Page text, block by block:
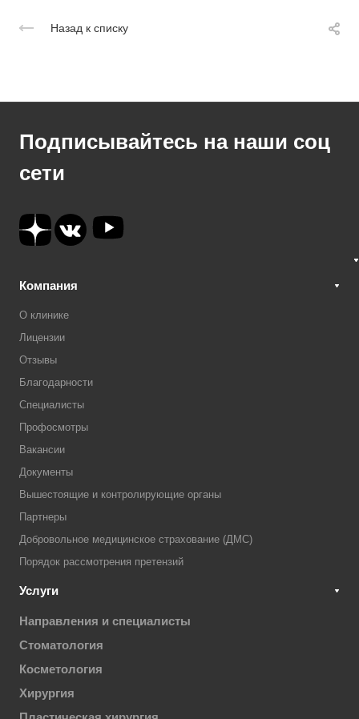
Назад к списку
Подписывайтесь на наши соц
сети
Компания
О клинике
Лицензии
Отзывы
Благодарности
Специалисты
Профосмотры
Вакансии
Документы
Вышестоящие и контролирующие органы
Партнеры
Добровольное медицинское страхование (ДМС)
Порядок рассмотрения претензий
Услуги
Направления и специалисты
Стоматология
Косметология
Хирургия